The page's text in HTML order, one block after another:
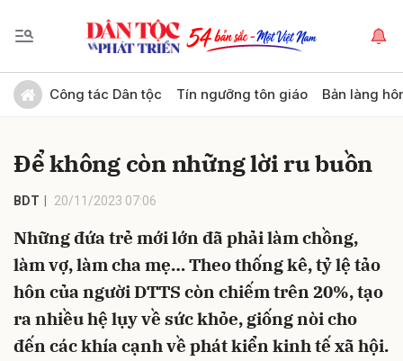
Công tác Dân tộc Tín ngưỡng tôn giáo Bản làng
Để không còn những lời ru buồn
BDT 20/11/2023 07:06
Những đứa trẻ mới lớn đã phải làm chồng,
làm vợ, làm cha mẹ… Theo thống kê, tỷ lệ tảo
hôn của người DTTS còn chiếm trên 20%, tạo
ra nhiều hệ lụy về sức khỏe, giống nòi cho
đến các khía cạnh về phát kiển kinh tế xã hội.
Gửi bình luận
Hủy Gửi